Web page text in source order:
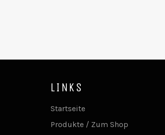
LINKS
Startseite
Produkte / Zum Shop